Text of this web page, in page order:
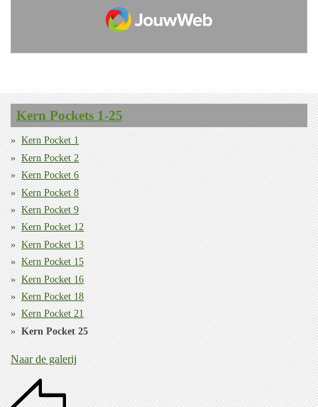
JouwWeb
Kern Pockets 1-25
Kern Pocket 1
Kern Pocket 2
Kern Pocket 6
Kern Pocket 8
Kern Pocket 9
Kern Pocket 12
Kern Pocket 13
Kern Pocket 15
Kern Pocket 16
Kern Pocket 18
Kern Pocket 21
Kern Pocket 25
Naar de galerij